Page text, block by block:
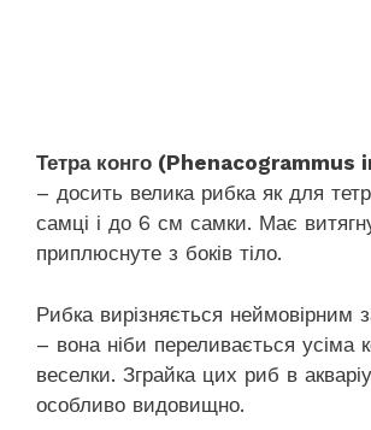
Тетра конго
– досить велика рибка як для
самці і до 6 см самки. Має
приплюснуте з боків тіло.
Рибка вирізняється неймовірним
– вона ніби переливається усіма
веселки. Зграйка цих риб в
особливо видовищно.